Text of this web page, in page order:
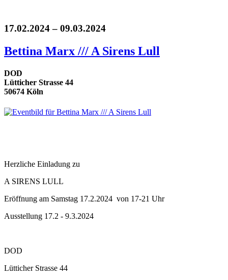
17.02.2024 – 09.03.2024
Bettina Marx /// A Sirens Lull
DOD
Lütticher Strasse 44
50674 Köln
Herzliche Einladung zu
A SIRENS LULL
Eröffnung am Samstag 17.2.2024 von 17-21 Uhr
Ausstellung 17.2 - 9.3.2024
DOD
Lütticher Strasse 44